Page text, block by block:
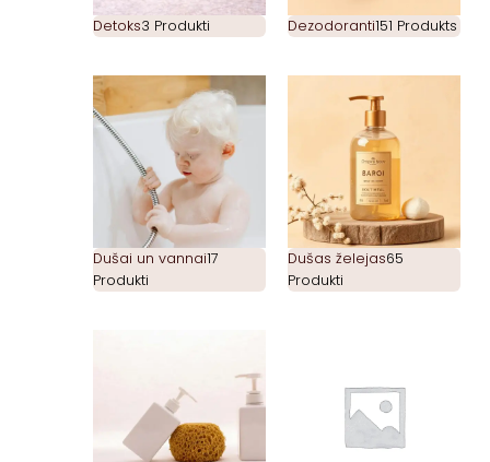
Detoks3 Produkti Dezodoranti151 Produkts
Dušai un vannai17
Produkti
Dušas želejas65
Produkti